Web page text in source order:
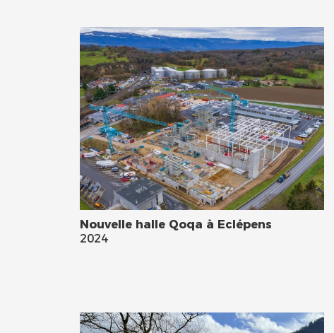
Nouvelle halle Qoqa à Eclépens
2024